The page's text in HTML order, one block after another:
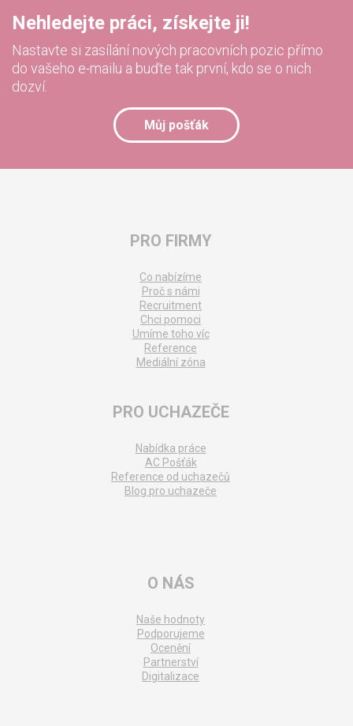
Nehledejte práci, získejte ji!
Nastavte si zasílání nových pracovních pozic přímo
do vašeho e-mailu a buďte tak první, kdo se o nich
dozví.
Můj pošťák
PRO FIRMY
Co nabízíme
Proč s námi
Recruitment
Chci pomoci
Umíme toho víc
Reference
Mediální zóna
PRO UCHAZEČE
Nabídka práce
AC Pošťák
Reference od uchazečů
Blog pro uchazeče
O NÁS
Naše hodnoty
Podporujeme
Ocenění
Partnerství
Digitalizace